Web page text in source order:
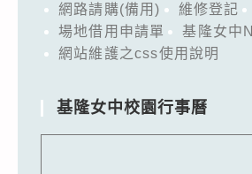
網路請購(備用)
維修登記
場地借用申請單
基隆女中
網站維護之css使用說明
基隆女中校園行事曆